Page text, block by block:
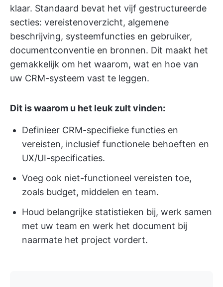
klaar. Standaard bevat het vijf gestructureerde
secties: vereistenoverzicht, algemene
beschrijving, systeemfuncties en gebruiker,
documentconventie en bronnen. Dit maakt het
gemakkelijk om het waarom, wat en hoe van
uw CRM-systeem vast te leggen.
Dit is waarom u het leuk zult vinden:
Definieer CRM-specifieke functies en
vereisten, inclusief functionele behoeften en
UX/UI-specificaties.
Voeg ook niet-functioneel vereisten toe,
zoals budget, middelen en team.
Houd belangrijke statistieken bij, werk samen
met uw team en werk het document bij
naarmate het project vordert.